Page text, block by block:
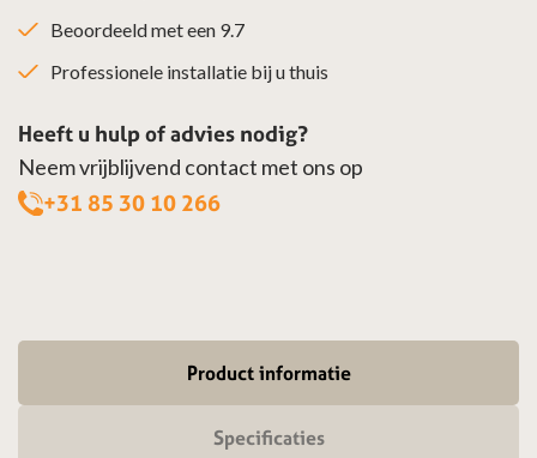
Beoordeeld met een 9.7
Professionele installatie bij u thuis
Heeft u hulp of advies nodig?
Neem vrijblijvend contact met ons op
+31 85 30 10 266
Product informatie
Specificaties